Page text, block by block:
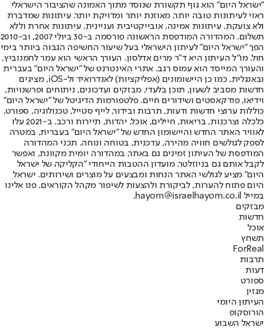
"ישראל היום" הוא גוף תקשורת שנוסד מתוך האמונה שהציבור הישראלי
ראוי לעיתונות טובה יותר, מאוזנת יותר ומדויקת יותר. עיתונות שמדברת
ולא צועקת. עיתונות אמינה, אובייקטיבית ועניינית. עיתונות אחרת וללא
תשלום. המהדורה המודפסת הראשונה פורסמה ב-30 ביולי 2007, וב-2010
הפך "ישראל היום" לעיתון הישראלי בעל שיעור החשיפה הגבוה ביותר בימי
חול. מו"ל העיתון היא ד"ר מרים אדלסון. העורך הראשי הוא עמר לחמנוביץ,
והעורך המייסד הוא עמוס רגב. אתרי האינטרנט של "ישראל היום" בעברית
ובאנגלית, כמו כן היישומונים (אפליקציות) לאנדרואיד ול-iOS, מציגים
חדשות מסביב לשעון, תוכן בלעדי, מבזקים ועדכונים, ניתוחים ופרשנויות,
וידיאו, פודקאסטים ושידורים חיים. פלטפורמות הדיגיטל של "ישראל היום"
כוללות ערוצי חדשות ודעות, תרבות ובידור, לייף סטייל, טכנולוגיה, ספורט,
כלכלה וצרכנות, בריאות, חיילים, אוכל, יהדות, תיירות ורכב. ב-2021 עלו
לאוויר האתר החדש והיישומון החדש של "ישראל היום" בעברית, במטרה
לספק לגולשים חוויה מהירה, עדכנית, בטוחה ונוחה. תכני המהדורה
המודפסת של העיתון זמינים גם באתר, במהדורה יומית מקוונת, ואפשר
לקבל אותם גם בניוזלטר. מועדון ההטבות הייחודי "הקליקה של ישראל
היום" מציע לגולשי האתר הנחות ומבצעים על מוצרים ושירותים. ישראל
היום פתוח להערות, לביקורת ולהצעות לשיפור מקהל הקוראים. פנו אלינו
במייל hayom@israelhayom.co.il.
מבזקים
חדשות
אוכל
תשחץ
ForReal
תרבות
דעות
ספורט
מגזין
העיתון היומי
הורוסקופ
ישראל השבוע